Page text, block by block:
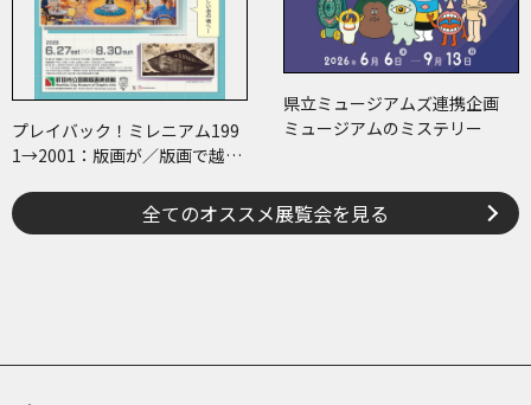
プレイバック！ミレニアム199
1→2001：版画が／版画で越え
県立ミュージアムズ連携企画
ミュージアムのミステリー
全てのオススメ展覧会を見る